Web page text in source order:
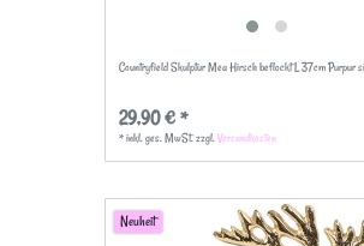
Countryfield Skulptur Mea Hirsch beflockt L 37cm Purpur
29,90 € *
*inkl. ges. MwSt.zzgl.Versandkosten
Neuheit